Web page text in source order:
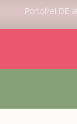
Portofrei DE